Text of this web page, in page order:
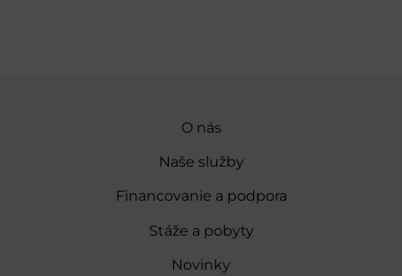
O nás
Naše služby
Financovanie a podpora
Stáže a pobyty
Novinky